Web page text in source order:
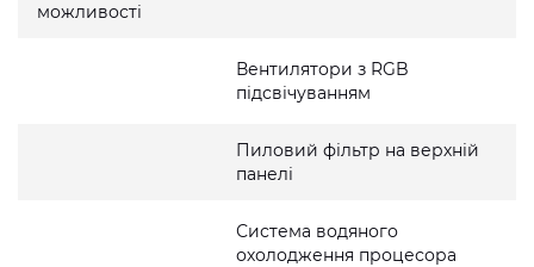
можливості
Вентилятори з RGB
підсвічуванням
Пиловий фільтр на верхній
панелі
Система водяного
охолодження процесора